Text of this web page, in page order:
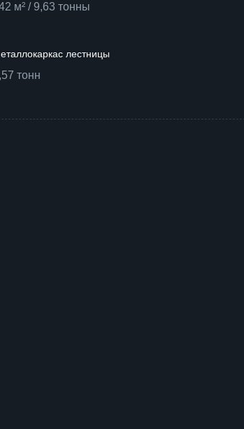
м² / 9,63 тонны
лестницы
тонн